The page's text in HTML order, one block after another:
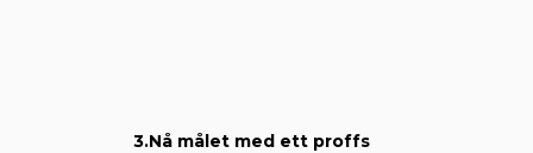
3.Nå målet med ett proffs